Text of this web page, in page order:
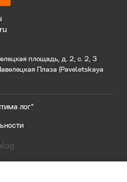
площадь, д. 2, с. 2, 3
Плаза (Paveletskaya
лог"